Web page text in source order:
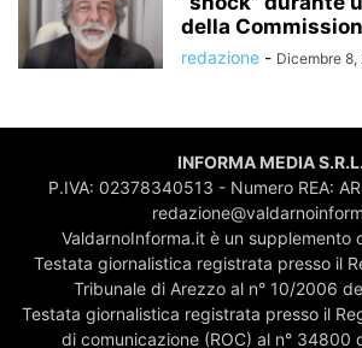
della
redazione - Dicembre 8,
INFORMA MEDIA S.R.L.
P.IVA: 02378340513 - Numero REA:
ValdarnoInforma.it è un supplemento
Testata giornalistica registrata presso il
Tribunale di Arezzo al n° 10/2006
Testata giornalistica registrata presso il
di comunicazione (ROC) al n° 34800